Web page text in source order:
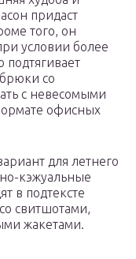
придаст
того, он
условии более
подтягивает
со
с невесомыми
офисных
для летнего
кэжуальные
в подтексте
свитшотами,
жакетами.